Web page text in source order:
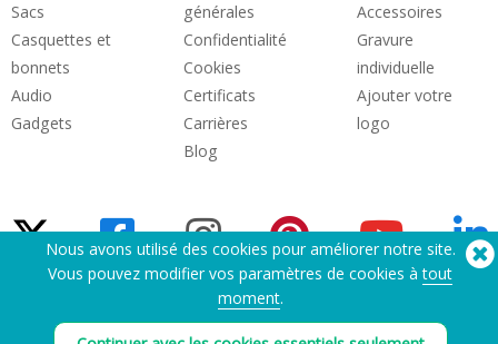
Sacs
Casquettes et
bonnets
Audio
Gadgets
générales
Confidentialité
Cookies
Certificats
Carrières
Blog
Accessoires
Gravure
individuelle
Ajouter votre
logo
Besoin d'aide? Tel :
Copyright © 2026 Flashbay
Nous avons utilisé des cookies pour améliorer notre site.
Vous pouvez modifier vos paramètres de cookies àtout
moment.